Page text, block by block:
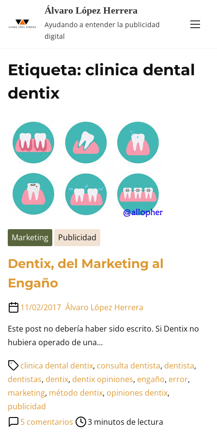
Álvaro López Herrera
Ayudando a entender la publicidad
digital
Etiqueta: clinica dental
dentix
Marketing Publicidad
Dentix, del Marketing al
Engaño
11/02/2017 Álvaro López Herrera
Este post no debería haber sido escrito. Si Dentix no
hubiera operado de una…
clinica dental dentix, consulta dentista, dentista,
dentistas, dentix, dentix opiniones, engaño, error,
marketing, método dentix, opiniones dentix,
publicidad
5 comentarios en
Tiempo
de
lectura
de
la
3 minutos de lectura